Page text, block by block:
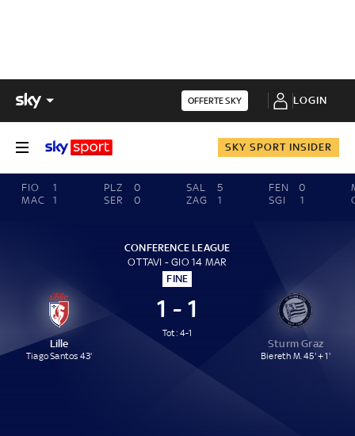
OFFERTE SKY LOGIN
SKY SPORT INSIDER
FIO
1
MAC
1
PLZ
0
SER
0
SAL
5
ZAG
1
FEN
0
SGI
1
CONFERENCE LEAGUE
OTTAVI - GIO 14 MAR
FINE
Lille
Tiago Santos 43'
1 - 1
Tot: 4-1
Sturm Graz
Biereth M. 45' + 1'